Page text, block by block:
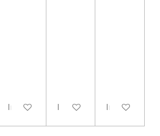
In winkelwagenIn winkelwagenIn